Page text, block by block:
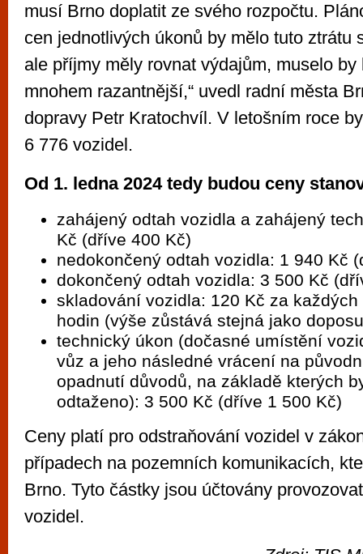
musí Brno doplatit ze svého rozpočtu.
cen jednotlivých úkonů by mělo tuto ztrátu
ale příjmy měly rovnat výdajům, muselo by
mnohem razantnější,“ uvedl radní města
dopravy Petr Kratochvíl. V letošním roce
6 776 vozidel.
Od 1. ledna 2024 tedy budou ceny
zahájený odtah vozidla a zahájený
Kč (dříve 400 Kč)
nedokončený odtah vozidla: 1 940 Kč
dokončený odtah vozidla: 3 500 Kč
skladování vozidla: 120 Kč za
hodin (výše zůstává stejná jako
technický úkon (dočasné umístění
vůz a jeho následné vrácení na
opadnutí důvodů, na základě kterých
odtaženo): 3 500 Kč (dříve 1 500 Kč)
Ceny platí pro odstraňování vozidel v
případech na pozemních komunikacích,
Brno. Tyto částky jsou účtovány
vozidel.